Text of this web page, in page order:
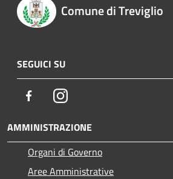
Comune di Treviglio
SEGUICI SU
FacebookInstagram
AMMINISTRAZIONE
Organi di Governo
Aree Amministrative